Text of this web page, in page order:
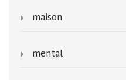
maison
mental